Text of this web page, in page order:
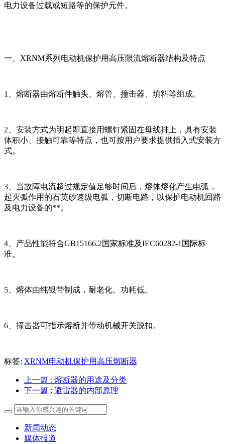
电力设备过载或短路等的保护元件。
一、XRNM系列电动机保护用高压限流熔断器结构及特点
1、熔断器由熔断件触头、熔管、撞击器、填料等组成。
2、安装方式为明起即直接用螺钉紧固在母线排上，具有安装
体积小、接触可靠等特点，也可按用户要求提供插入式安装方
式。
3、当故障电流超过规定值足够时间后，熔体熔化产生电弧，
起灭弧作用的石英砂速级电弧，切断电路，以保护电动机回路
及电力设备的**。
4、产品性能符合GB15166.2国家标准及IEC60282-1国际标
准。
5、熔体由纯银带制成，耐老化、功耗低。
6、撞击器可指示熔断并带动机械开关脱扣。
标签: XRNM电动机保护用高压熔断器
上一篇 : 熔断器的用途及分类
下一篇 : 避雷器的内部原理
新闻动态
媒体报道